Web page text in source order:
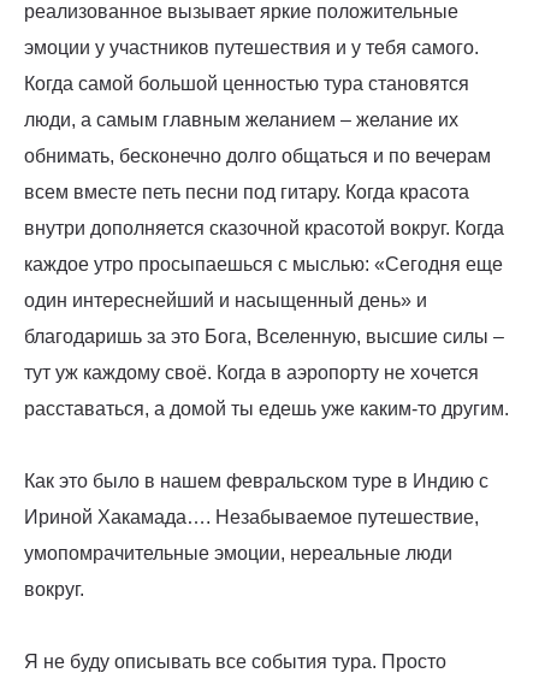
реализованное вызывает яркие положительные
эмоции у участников путешествия и у тебя самого.
Когда самой большой ценностью тура становятся
люди, а самым главным желанием – желание их
обнимать, бесконечно долго общаться и по вечерам
всем вместе петь песни под гитару. Когда красота
внутри дополняется сказочной красотой вокруг. Когда
каждое утро просыпаешься с мыслью: «Сегодня еще
один интереснейший и насыщенный день» и
благодаришь за это Бога, Вселенную, высшие силы –
тут уж каждому своё. Когда в аэропорту не хочется
расставаться, а домой ты едешь уже каким-то другим.
Как это было в нашем февральском туре в Индию с
Ириной Хакамада…. Незабываемое путешествие,
умопомрачительные эмоции, нереальные люди
вокруг.
Я не буду описывать все события тура. Просто